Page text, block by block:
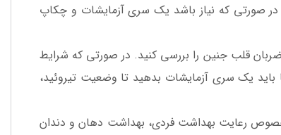
در صورتی که نیاز باشد یک سری آزمایشات و چکاپ
و ضربان قلب جنین را بررسی کنید. در صورتی که شرایط
یک سری آزمایشات بدهید تا وضعیت تیروئید،
رعایت بهداشت فردی، بهداشت دهان و دندان